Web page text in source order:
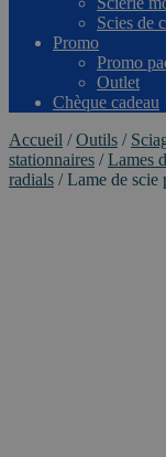
Scies de
Promo
Promo
Outlet
Chèque cadeau
Accueil /Outils /
stationnaires /Lames
radials /Lame de scie